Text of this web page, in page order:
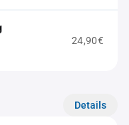
24,90€
Details